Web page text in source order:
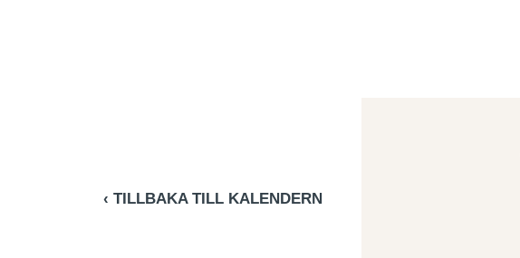
‹ TILLBAKA TILL KALENDERN